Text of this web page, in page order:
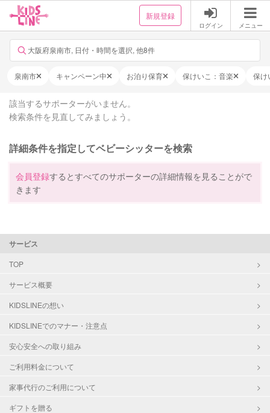
新規登録
ログイン メニュー
大阪府泉南市, 日付・時間を選択, 他8件
泉南市 キャンペーン中 お泊り保育 保けいこ：音楽 保け
該当するサポーターがいません。
検索条件を見直してみましょう。
詳細条件を指定してベビーシッターを検索
会員登録するとすべてのサポーターの詳細情報を見ることがで
きます
サービス
TOP
サービス概要
KIDSLINEの想い
KIDSLINEでのマナー・注意点
安心安全への取り組み
ご利用料金について
家事代行のご利用について
ギフトを贈る